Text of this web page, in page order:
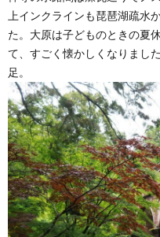
上インクラインも琵琶湖疏水
た。大原は子どものときの夏
て、すごく懐かしくなりまし
足。